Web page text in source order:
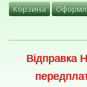
Корзина
Відправка